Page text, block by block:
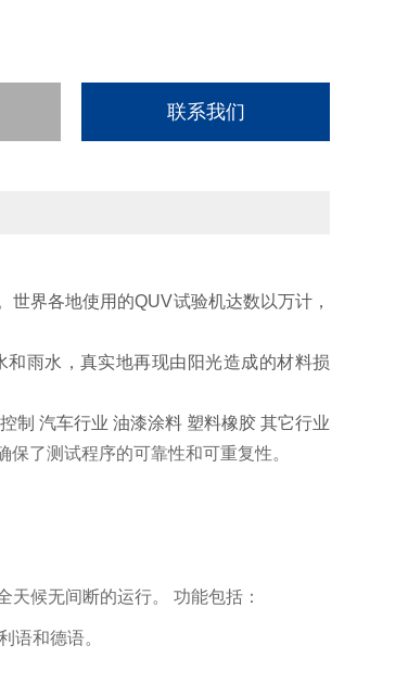
联系我们
界各地使用的QUV试验机达数以万计，
雨水，真实地再现由阳光造成的材料损
制 汽车行业 油漆涂料 塑料橡胶 其它行业
了测试程序的可靠性和可重复性。
候无间断的运行。 功能包括：
语和德语。